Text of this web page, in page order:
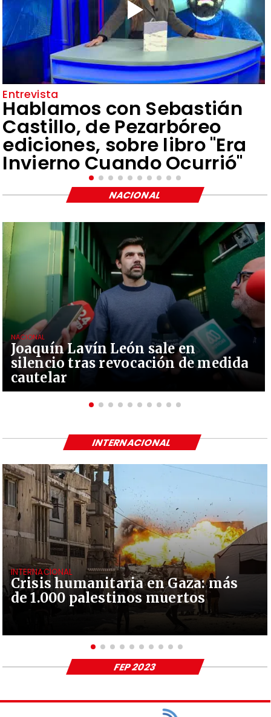
Entrevista
Hablamos con Sebastián
Castillo, de Pezarbóreo
ediciones, sobre libro "Era
Invierno Cuando Ocurrió"
Joaquín Lavín León sale en
silencio tras revocación de medida
cautelar
NACIONAL
NACIONAL
Crisis humanitaria en Gaza: más
de 1.000 palestinos muertos
INTERNACIONAL
INTERNACIONAL
FEP 2023